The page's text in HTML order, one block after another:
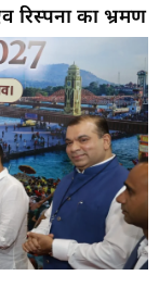
रिस्पना का भ्रमण